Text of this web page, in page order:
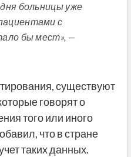
больницы уже
с
бы мест», —
существуют
говорят о
того или иного
что в стране
таких данных.